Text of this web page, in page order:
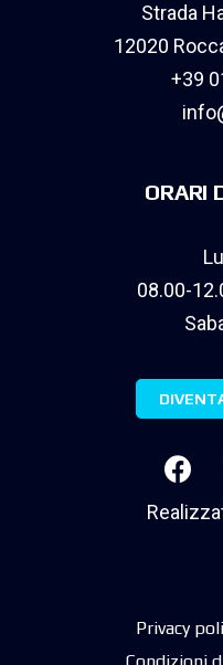
Strada
12020
+39
ORARI
08.00-
Privacy